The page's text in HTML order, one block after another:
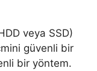
veya SSD)
güvenli bir
bir yöntem.